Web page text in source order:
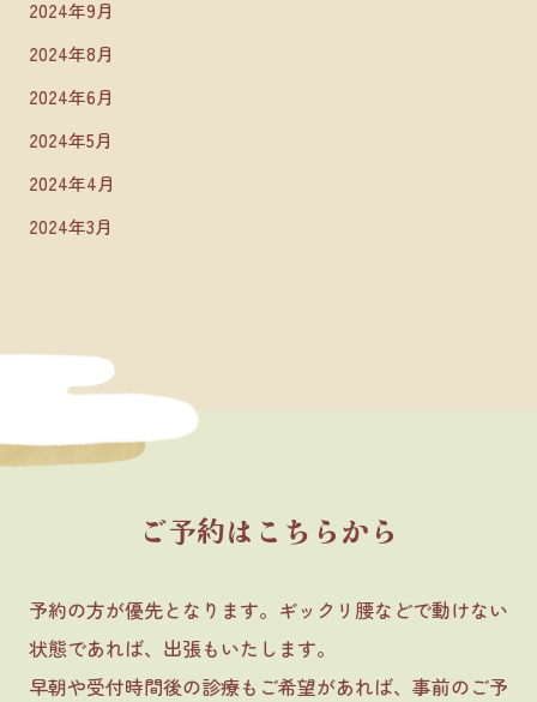
2024年9月
2024年8月
2024年6月
2024年5月
2024年4月
2024年3月
ご予約はこちらから
予約の方が優先となります。ギックリ腰などで動けない
状態であれば、出張もいたします。
早朝や受付時間後の診療もご希望があれば、事前のご予